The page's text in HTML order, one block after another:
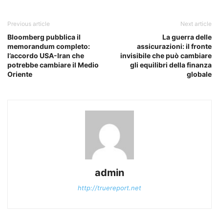
Previous article
Bloomberg pubblica il
memorandum completo:
l’accordo USA-Iran che
potrebbe cambiare il Medio
Oriente
Next article
La guerra delle
assicurazioni: il fronte
invisibile che può cambiare
gli equilibri della finanza
globale
admin
http://truereport.net